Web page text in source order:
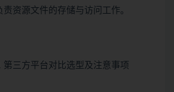
责资源文件的存储与访问工作。
第三方平台对比选型及注意事项